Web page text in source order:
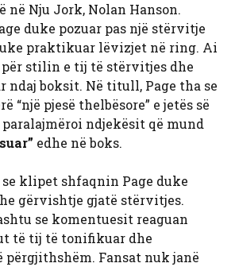
në Nju Jork, Nolan Hanson.
duke pozuar pas një stërvitje
praktikuar lëvizjet në ring. Ai
stilin e tij të stërvitjes dhe
ndaj boksit. Në titull, Page tha se
“një pjesë thelbësore” e jetës së
ndjekësit që mund
edhe në boks.
se klipet shfaqnin Page duke
gërvishtje gjatë stërvitjes.
se komentuesit reaguan
të tij të tonifikuar dhe
Fansat nuk janë